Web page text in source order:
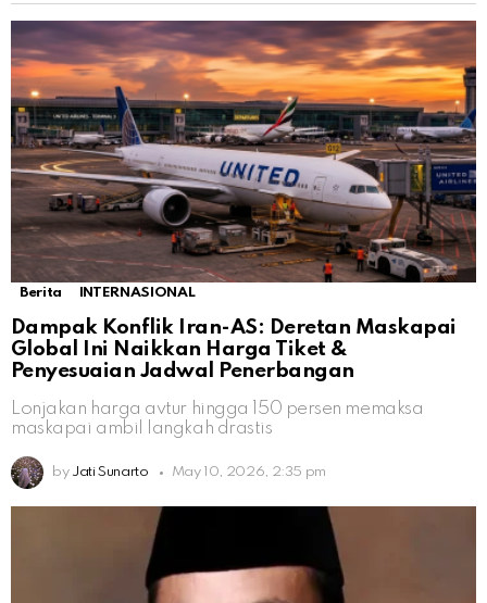
Berita INTERNASIONAL
Dampak Konflik Iran-AS: Deretan Maskapai
Global Ini Naikkan Harga Tiket &
Penyesuaian Jadwal Penerbangan
Lonjakan harga avtur hingga 150 persen memaksa
maskapai ambil langkah drastis
by Jati Sunarto May 10, 2026, 2:35 pm